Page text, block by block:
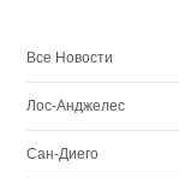
Все Новости
Лос-Анджелес
Сан-Диего